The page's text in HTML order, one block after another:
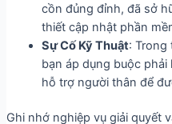
cồn đủng đỉnh, đã sở
thiết cập nhật phần
Sự Cố Kỹ Thuật: Trong
bạn áp dụng buộc
hỗ trợ người thân để
Ghi nhớ nghiệp vụ giải quyết